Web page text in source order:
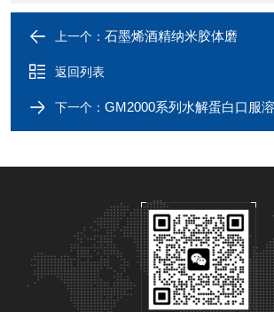
上一个： 石墨烯酒精纳米胶体磨
返回列表
下一个： GM2000系列水解蛋白口服